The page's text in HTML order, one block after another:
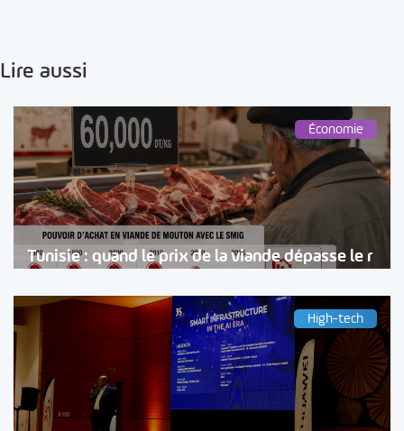
Lire aussi
Économie
Tunisie : quand le prix de la viande dépasse le r
High-tech